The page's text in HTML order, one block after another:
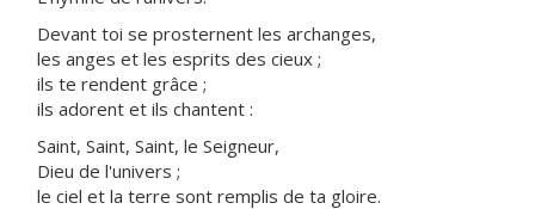
Devant toi se prosternent les archanges,
les anges et les esprits des cieux ;
ils te rendent grâce ;
ils adorent et ils chantent :
Saint, Saint, Saint, le Seigneur,
Dieu de l'univers ;
le ciel et la terre sont remplis de ta gloire.